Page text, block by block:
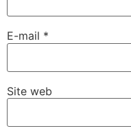
E-mail *
Site web